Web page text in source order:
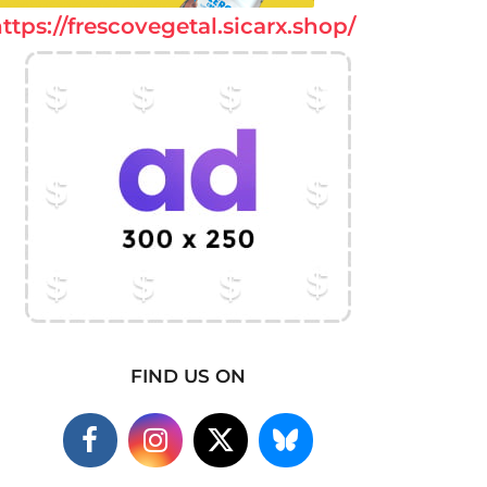
frescovegetal.sicarx.shop/
FIND US ON